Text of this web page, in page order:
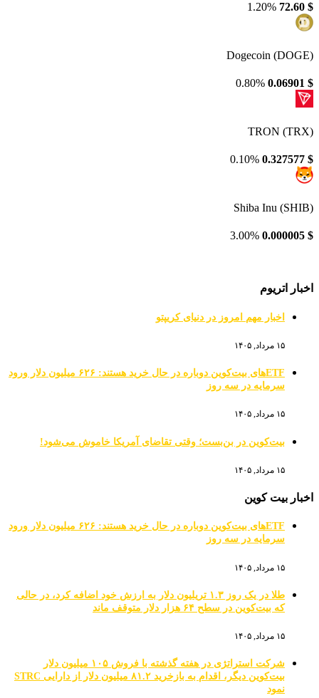
$
72.60
1.20%
Dogecoin (DOGE)
$
0.06901
0.80%
TRON (TRX)
$
0.327577
0.10%
Shiba Inu (SHIB)
$
0.000005
3.00%
اخبار اتریوم
اخبار مهم امروز در دنیای کریپتو
۱۵ مرداد, ۱۴۰۵
ETFهای بیت‌کوین دوباره در حال خرید هستند: ۶۲۶ میلیون دلار ورود
سرمایه در سه روز
۱۵ مرداد, ۱۴۰۵
بیت‌کوین در بن‌بست؛ وقتی تقاضای آمریکا خاموش می‌شود!
۱۵ مرداد, ۱۴۰۵
اخبار بیت کوین
ETFهای بیت‌کوین دوباره در حال خرید هستند: ۶۲۶ میلیون دلار ورود
سرمایه در سه روز
۱۵ مرداد, ۱۴۰۵
طلا در یک روز ۱.۳ تریلیون دلار به ارزش خود اضافه کرد، در حالی
که بیت‌کوین در سطح ۶۴ هزار دلار متوقف ماند
۱۵ مرداد, ۱۴۰۵
شرکت استراتژی در هفته گذشته با فروش ۱۰۵ میلیون دلار
بیت‌کوین دیگر، اقدام به بازخرید ۸۱.۲ میلیون دلار از دارایی STRC
نمود